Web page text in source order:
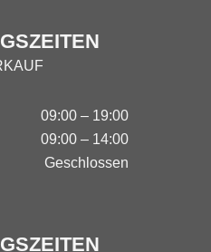
09:00 – 19:00
09:00 – 14:00
Geschlossen